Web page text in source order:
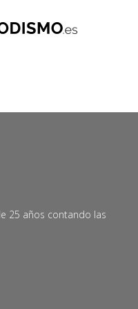
25 años contando las